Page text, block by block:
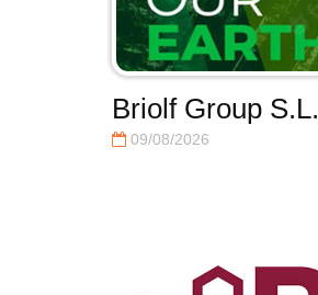
Briolf Group S.L.
09/08/2026